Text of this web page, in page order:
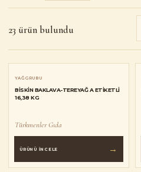
23 ürün bulundu
YAĞ GRUBU
BISKIN BAKLAVA-TEREYAĞ A ETIKETLI
16,38 KG
Türkmenler Gıda
ÜRÜNÜ İNCELE →